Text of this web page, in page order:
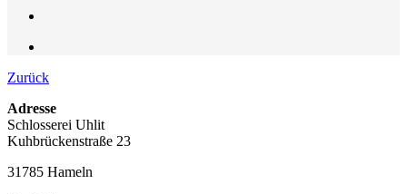
Zurück
Adresse
Schlosserei Uhlit
Kuhbrückenstraße 23
31785 Hameln